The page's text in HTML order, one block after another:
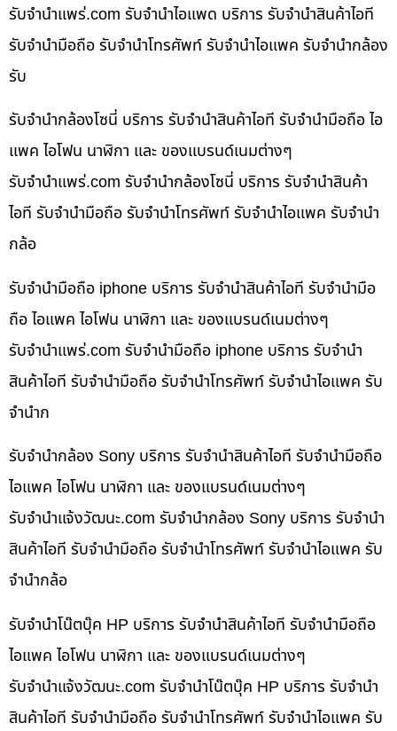
รับจํานําแพร่.com รับจำนำไอแพด บริการ รับจำนำสินค้าไอที
รับจำนำมือถือ รับจำนำโทรศัพท์ รับจำนำไอแพค รับจำนำกล้อง
รับ
รับจำนำกล้องโซนี่ บริการ รับจำนำสินค้าไอที รับจำนำมือถือ ไอ
แพค ไอโฟน นาฬิกา และ ของแบรนด์เนมต่างๆ
รับจํานําแพร่.com รับจำนำกล้องโซนี่ บริการ รับจำนำสินค้า
ไอที รับจำนำมือถือ รับจำนำโทรศัพท์ รับจำนำไอแพค รับจำนำ
กล้อ
รับจำนำมือถือ iphone บริการ รับจำนำสินค้าไอที รับจำนำมือ
ถือ ไอแพค ไอโฟน นาฬิกา และ ของแบรนด์เนมต่างๆ
รับจํานําแพร่.com รับจำนำมือถือ iphone บริการ รับจำนำ
สินค้าไอที รับจำนำมือถือ รับจำนำโทรศัพท์ รับจำนำไอแพค รับ
จำนำก
รับจำนำกล้อง Sony บริการ รับจำนำสินค้าไอที รับจำนำมือถือ
ไอแพค ไอโฟน นาฬิกา และ ของแบรนด์เนมต่างๆ
รับจํานําแจ้งวัฒนะ.com รับจำนำกล้อง Sony บริการ รับจำนำ
สินค้าไอที รับจำนำมือถือ รับจำนำโทรศัพท์ รับจำนำไอแพค รับ
จำนำกล้อ
รับจำนำโน๊ตบุ๊ค HP บริการ รับจำนำสินค้าไอที รับจำนำมือถือ
ไอแพค ไอโฟน นาฬิกา และ ของแบรนด์เนมต่างๆ
รับจํานําแจ้งวัฒนะ.com รับจำนำโน๊ตบุ๊ค HP บริการ รับจำนำ
สินค้าไอที รับจำนำมือถือ รับจำนำโทรศัพท์ รับจำนำไอแพค รับ